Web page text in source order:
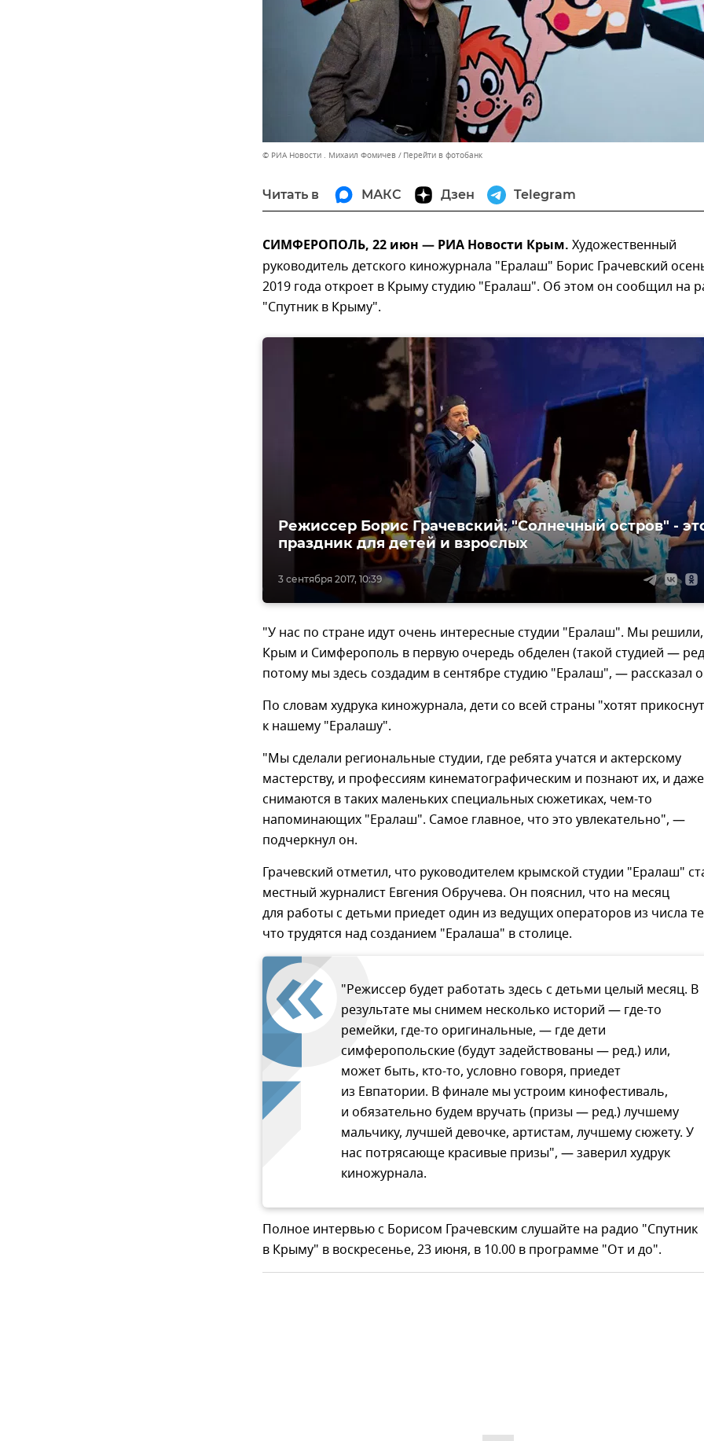
© РИА Новости . Михаил Фомичев Перейти в фотобанк
Читать в МАКС Дзен Telegram
СИМФЕРОПОЛЬ, 22 июн — РИА Новости Крым. Художественный
руководитель детского киножурнала "Ералаш" Борис Грачевский
2019 года откроет в Крыму студию "Ералаш". Об этом он сообщил на
"Спутник в Крыму".
3 сентября 2017, 10:39
Режиссер Борис Грачевский: "Солнечный остров" -
праздник для детей и взрослых
"У нас по стране идут очень интересные студии "Ералаш". Мы
Крым и Симферополь в первую очередь обделен (такой студией —
потому мы здесь создадим в сентябре студию "Ералаш", — рассказал
По словам худрука киножурнала, дети со всей страны "хотят
к нашему "Ералашу".
"Мы сделали региональные студии, где ребята учатся и актерскому
мастерству, и профессиям кинематографическим и познают их, и даже
снимаются в таких маленьких специальных сюжетиках, чем-то
напоминающих "Ералаш". Самое главное, что это увлекательно", —
подчеркнул он.
Грачевский отметил, что руководителем крымской студии "Ералаш"
местный журналист Евгения Обручева. Он пояснил, что на месяц
для работы с детьми приедет один из ведущих операторов из числа
что трудятся над созданием "Ералаша" в столице.
"Режиссер будет работать здесь с детьми целый месяц. В
результате мы снимем несколько историй — где-то
ремейки, где-то оригинальные, — где дети
симферопольские (будут задействованы — ред.) или,
может быть, кто-то, условно говоря, приедет
из Евпатории. В финале мы устроим кинофестиваль,
и обязательно будем вручать (призы — ред.) лучшему
мальчику, лучшей девочке, артистам, лучшему сюжету. У
нас потрясающе красивые призы", — заверил худрук
киножурнала.
Полное интервью с Борисом Грачевским слушайте на радио "Спутник
в Крыму" в воскресенье, 23 июня, в 10.00 в программе "От и до".